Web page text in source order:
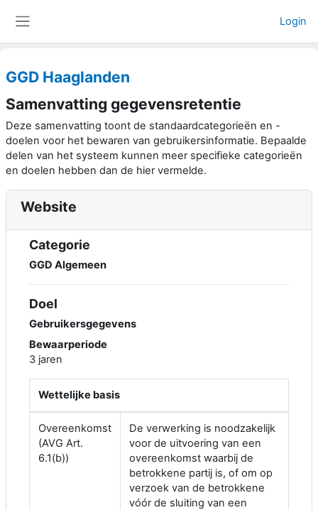
Login
GGD Haaglanden
Samenvatting gegevensretentie
Deze samenvatting toont de standaardcategorieën en -
doelen voor het bewaren van gebruikersinformatie. Bepaalde
delen van het systeem kunnen meer specifieke categorieën
en doelen hebben dan de hier vermelde.
Website
Categorie
GGD Algemeen
Doel
Gebruikersgegevens
Bewaarperiode
3 jaren
Wettelijke basis
Overeenkomst
(AVG Art.
6.1(b))
De verwerking is noodzakelijk
voor de uitvoering van een
overeenkomst waarbij de
betrokkene partij is, of om op
verzoek van de betrokkene
vóór de sluiting van een